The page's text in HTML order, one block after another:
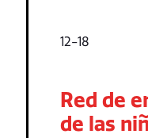
12-18
Red de
de las